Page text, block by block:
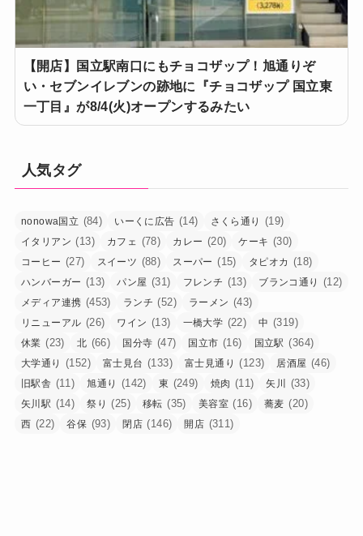
【開店】国立駅南口にもチョコザップ！旭通りぞ
い・セブンイレブンの跡地に『チョコザップ 国立東
一丁目』が8/4(火)オープンするみたい
人気タグ
nonowa国立 (84) いーくに広告 (14) さくら通り (19)
イタリアン (13) カフェ (78) カレー (20) ケーキ (30)
コーヒー (27) スイーツ (88) スーパー (15) タピオカ (18)
ハンバーガー (13) パン屋 (31) フレンチ (13) ブランコ通り (12)
メディア連携 (453) ランチ (52) ラーメン (43)
リニューアル (26) ワイン (13) 一橋大学 (22) 中 (319)
休業 (23) 北 (66) 国分寺 (47) 国立市 (16) 国立駅 (364)
大学通り (152) 富士見台 (133) 富士見通り (123) 居酒屋 (46)
旧駅舎 (11) 旭通り (142) 東 (249) 焼肉 (11) 矢川 (33)
矢川駅 (14) 祭り (25) 移転 (35) 美容室 (16) 蕎麦 (20)
西 (22) 谷保 (93) 閉店 (146) 開店 (311)